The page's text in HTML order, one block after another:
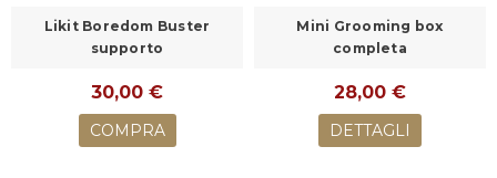
Likit Boredom Buster
supporto
30,00 €
COMPRA
Mini Grooming box
completa
28,00 €
DETTAGLI